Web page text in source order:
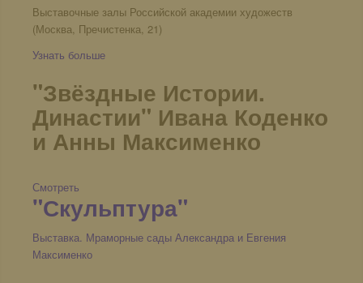
Выставочные залы Российской академии художеств
(Москва, Пречистенка, 21)
Узнать больше
"Звёздные Истории.
Династии" Ивана Коденко
и Анны Максименко
Смотреть
"Скульптура"
Выставка. Мраморные сады Александра и Евгения
Максименко